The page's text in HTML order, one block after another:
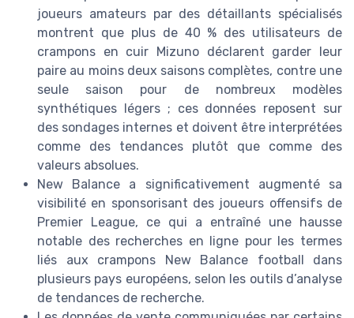
joueurs amateurs par des détaillants spécialisés
montrent que plus de 40 % des utilisateurs de
crampons en cuir Mizuno déclarent garder leur
paire au moins deux saisons complètes, contre une
seule saison pour de nombreux modèles
synthétiques légers ; ces données reposent sur
des sondages internes et doivent être interprétées
comme des tendances plutôt que comme des
valeurs absolues.
New Balance a significativement augmenté sa
visibilité en sponsorisant des joueurs offensifs de
Premier League, ce qui a entraîné une hausse
notable des recherches en ligne pour les termes
liés aux crampons New Balance football dans
plusieurs pays européens, selon les outils d’analyse
de tendances de recherche.